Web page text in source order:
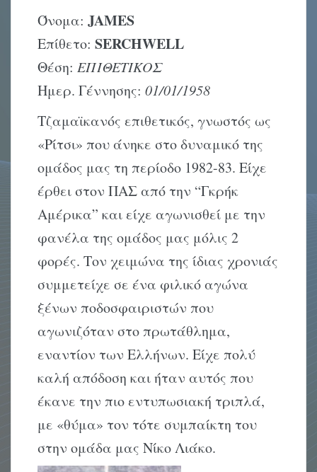
Όνομα:JAMES
Επίθετο:SERCHWELL
Θέση:ΕΠΙΘΕΤΙΚΟΣ
Ημερ. Γέννησης:01/01/1958
Τζαμαϊκανός επιθετικός, γνωστός ως
«Ρίτσι» που άνηκε στο δυναμικό της
ομάδος μας τη περίοδο 1982-83. Είχε
έρθει στον ΠΑΣ από την “Γκρήκ
Αμέρικα” και είχε αγωνισθεί με την
φανέλα της ομάδος μας μόλις 2
φορές. Τον χειμώνα της ίδιας χρονιάς
συμμετείχε σε ένα φιλικό αγώνα
ξένων ποδοσφαιριστών που
αγωνιζόταν στο πρωτάθλημα,
εναντίον των Ελλήνων. Είχε πολύ
καλή απόδοση και ήταν αυτός που
έκανε την πιο εντυπωσιακή τριπλά,
με «θύμα» τον τότε συμπαίκτη του
στην ομάδα μας Νίκο Λιάκο.